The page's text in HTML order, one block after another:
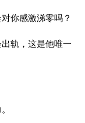
你感激涕零吗？
轨，这是他唯一